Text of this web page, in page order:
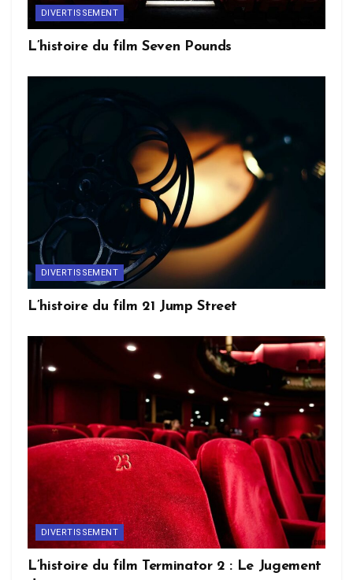
DIVERTISSEMENT
L’histoire du film Seven Pounds
DIVERTISSEMENT
L’histoire du film 21 Jump Street
DIVERTISSEMENT
L’histoire du film Terminator 2 : Le Jugement